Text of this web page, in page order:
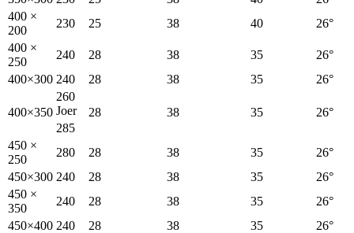
400 ×
200
230 25 38 40
26°
400 ×
250
240 28 38 35
26°
400×300 240 28 38 35 26°
400×350
260
Joer
28 38 35
26°
285
450 ×
250
280 28 38 35
26°
450×300 240 28 38 35
26°
450 ×
350
240 28 38 35
26°
450×400 240 28 38 35
26°